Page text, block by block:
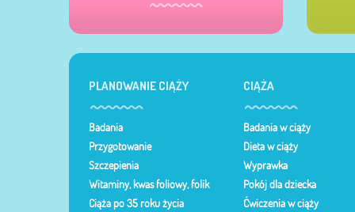
PLANOWANIE CIĄŻY
Badania
Przygotowanie
Szczepienia
Witaminy, kwas foliowy, folik
Ciąża po 35 roku życia
CIĄŻA
Badania w ciąży
Dieta w ciąży
Wyprawka
Pokój dla dziecka
Ćwiczenia w ciąży